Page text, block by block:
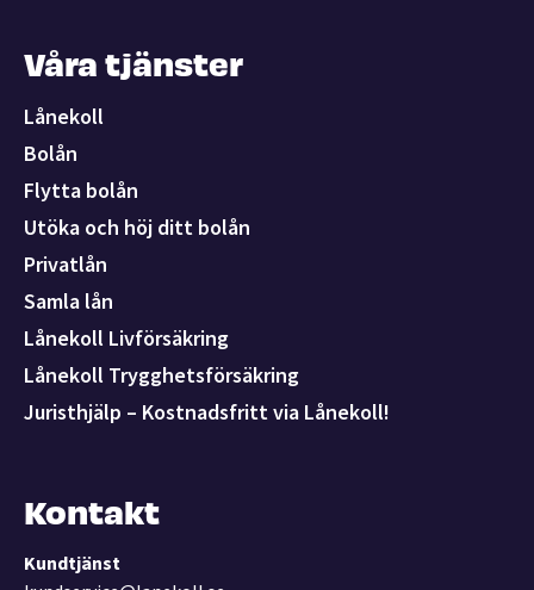
Våra tjänster
Lånekoll
Bolån
Flytta bolån
Utöka och höj ditt bolån
Privatlån
Samla lån
Lånekoll Livförsäkring
Lånekoll Trygghetsförsäkring
Juristhjälp – Kostnadsfritt via Lånekoll!
Kontakt
Kundtjänst